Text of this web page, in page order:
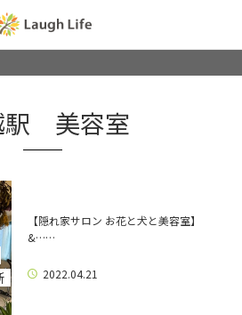
駅 美容室
【隠れ家サロン お花と犬と美容室】
&……
2022.04.21